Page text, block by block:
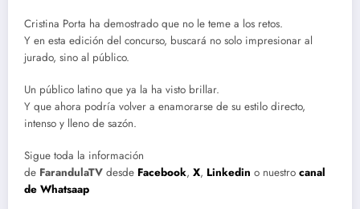
Cristina Porta ha demostrado que no le teme a los retos.
Y en esta edición del concurso, buscará no solo impresionar al
jurado, sino al público.
Un público latino que ya la ha visto brillar.
Y que ahora podría volver a enamorarse de su estilo directo,
intenso y lleno de sazón.
Sigue toda la información
de FarandulaTV desde Facebook, X, Linkedin o nuestro canal
de Whatsaap